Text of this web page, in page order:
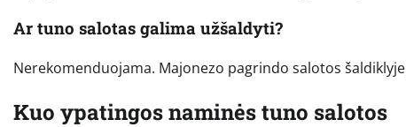
Ar tuno salotas galima užšaldyti?
Nerekomenduojama. Majonezo pagrindo salotos
Kuo ypatingos naminės tuno salotos